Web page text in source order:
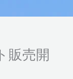
販売開